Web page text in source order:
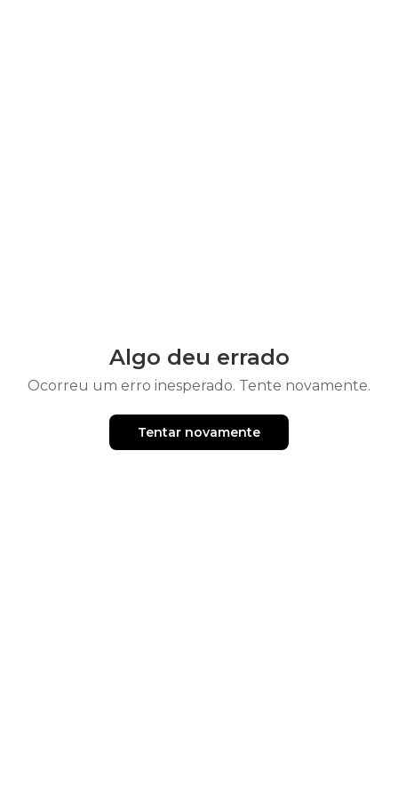
Algo deu errado
Ocorreu um erro inesperado. Tente novamente.
Tentar novamente